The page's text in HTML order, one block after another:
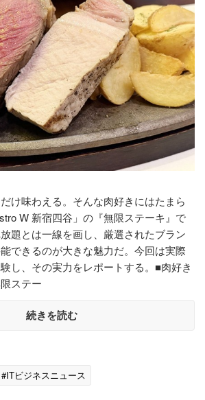
け味わえる。そんな肉好きにはたまら
W 新宿四谷」の『無限ステーキ』で
題とは一線を画し、厳選されたブラン
できるのが大きな魅力だ。今回は実際
し、その実力をレポートする。■肉好き
ステー
続きを読む
#ITビジネスニュース